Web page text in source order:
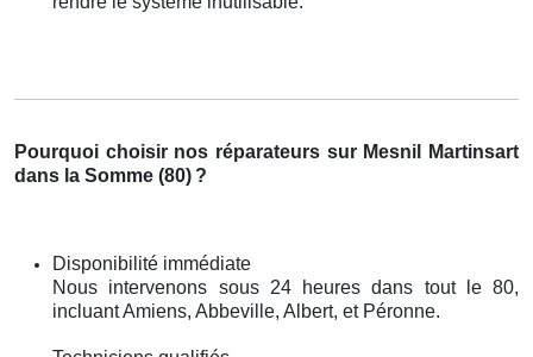
Pourquoi choisir nos réparateurs sur Mesnil Martinsart
dans la Somme (80) ?
Disponibilité immédiate
Nous intervenons sous 24 heures dans tout le 80,
incluant Amiens, Abbeville, Albert, et Péronne.